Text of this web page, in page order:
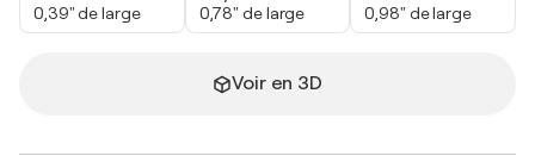
0,39" de large
0,78" de large
0,98" de large
Voir en 3D